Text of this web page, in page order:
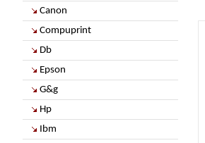
Canon
Compuprint
Db
Epson
G&g
Hp
Ibm